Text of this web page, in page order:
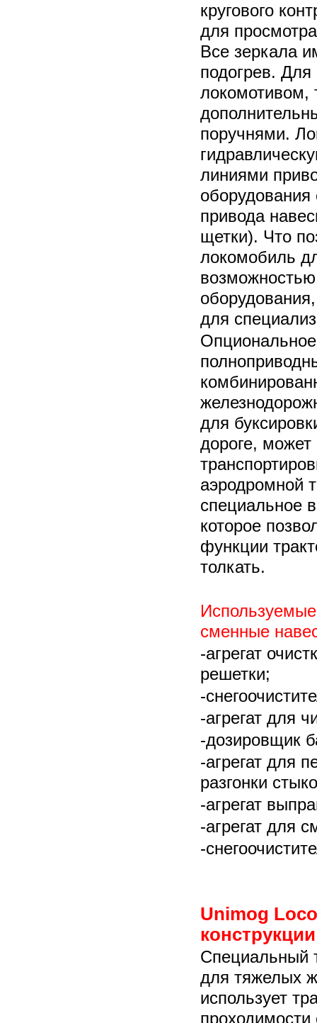
кругового
для
Все зеркала
подогрев.
локомотивом,
поручнями.
линиями
привода
щетки). Что
локомобиль
возможностью
для
для
дороге,
аэродромной
специальное
которое
функции
толкать.
сменные
-агрегат
решетки;
-
-агрегат для
-дозировщик
-агрегат для
разгонки
-агрегат
-агрегат для
-
Unimog
Специальный
для тяжелых
использует